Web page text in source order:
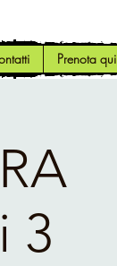
Prenota qui
3